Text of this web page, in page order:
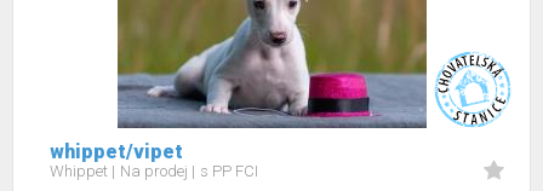
whippet/vipet
Whippet Na prodej s PP FCI